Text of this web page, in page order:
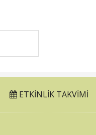
ETKINLIK TAKVIMI